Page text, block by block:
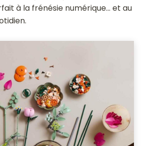
à la frénésie numérique… et au